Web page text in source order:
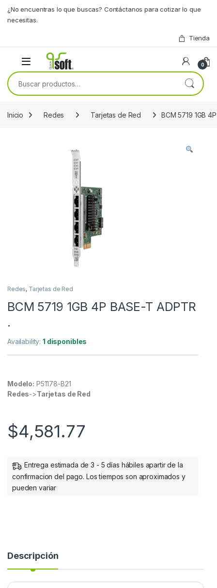
¿No encuentras lo que buscas? Contáctanos para cotizar lo que
necesitas.
Tienda
0
Buscar por:
Inicio Redes Tarjetas de Red BCM 5719 1GB
Redes, Tarjetas de Red
BCM 5719 1GB 4P BASE-T ADPTR
.
Availability:1 disponibles
Modelo: P51178-B21
Redes->Tarjetas de Red
$4,581.77
Entrega estimada de 3 - 5 días hábiles apartir de la
confirmacion del pago. Los tiempos son aproximados y
pueden variar
Descripción